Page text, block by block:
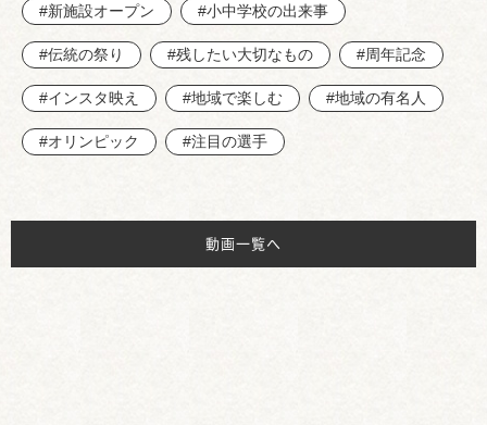
#新施設オープン #小中学校の出来事
#伝統の祭り #残したい大切なもの #周年記念
#インスタ映え #地域で楽しむ #地域の有名人
#オリンピック #注目の選手
動画一覧へ